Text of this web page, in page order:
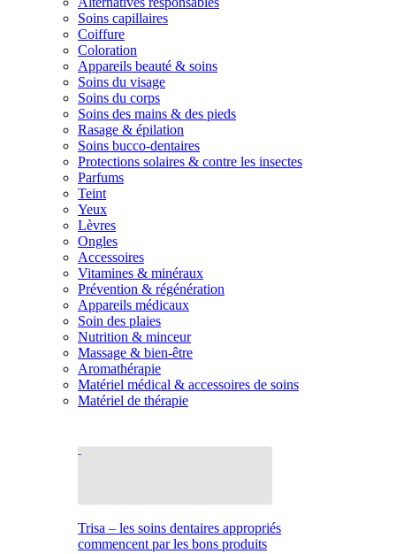
Soins capillaires
Coiffure
Coloration
Appareils beauté & soins
Soins du visage
Soins du corps
Soins des mains & des pieds
Rasage & épilation
Soins bucco-dentaires
Protections solaires & contre les insectes
Parfums
Teint
Yeux
Lèvres
Ongles
Accessoires
Vitamines & minéraux
Prévention & régénération
Appareils médicaux
Soin des plaies
Nutrition & minceur
Massage & bien-être
Aromathérapie
Matériel médical & accessoires de soins
Matériel de thérapie
Trisa – les soins dentaires appropriés
commencent par les bons produits